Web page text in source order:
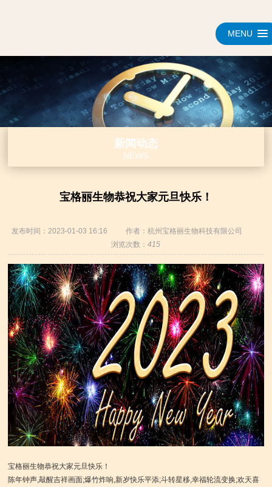
MENU
新闻动态
NEWS
宝格丽生物恭祝大家元旦快乐！
发布时间：2023-01-03 16:16
作者：杭州宝格丽生物科技有限公司
浏览次数：415
宝格丽生物恭祝大家元旦快乐！
陈年钟声,敲醒吉祥画面;爆竹炸响,新岁快乐平添;斗转星移,幸福轮流变换;欢天喜